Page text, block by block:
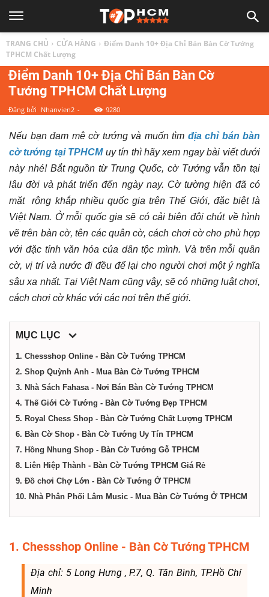
1
HCM
Top
địa
điểm,
dịch
vụ
tại
Thành
phố
Hồ
Chí
Minh
TRANG CHỦ CỬA HÀNG
Điểm Danh 10+ Địa Chỉ Bán Bàn Cờ Tướng
TPHCM Chất Lượng
Điểm Danh 10+ Địa Chỉ Bán Bàn Cờ
Tướng TPHCM Chất Lượng
Đăng bởi Nhanvien2 - 9280
Nếu bạn đam mê cờ tướng và muốn tìm địa chỉ bán bàn
cờ tướng tại TPHCMuy tín thì hãy xem ngay bài viết dưới
này nhé! Bắt nguồn từ Trung Quốc, cờ Tướng vẫn tồn tại
lâu đời và phát triển đến ngày nay. Cờ tường hiện đã có
mặt rộng khắp nhiều quốc gia trên Thế Giới, đặc biệt là
Việt Nam. Ở mỗi quốc gia sẽ có cải biên đôi chút về hình
vẽ trên bàn cờ, tên các quân cờ, cách chơi cờ cho phù hợp
với đặc tính văn hóa của dân tộc mình. Và trên mỗi quân
cờ, vị trí và nước đi đều để lại cho người chơi một ý nghĩa
sâu xa nhất. Tại Việt Nam cũng vậy, sẽ có những luật chơi,
cách chơi cờ khác với các nơi trên thế giới.
MỤC LỤC
1. Chessshop Online - Bàn Cờ Tướng TPHCM
2. Shop Quỳnh Anh - Mua Bàn Cờ Tướng TPHCM
3. Nhà Sách Fahasa - Nơi Bán Bàn Cờ Tướng TPHCM
4. Thế Giới Cờ Tướng - Bàn Cờ Tướng Đẹp TPHCM
5. Royal Chess Shop - Bàn Cờ Tướng Chất Lượng TPHCM
6. Bàn Cờ Shop - Bàn Cờ Tướng Uy Tín TPHCM
7. Hồng Nhung Shop - Bàn Cờ Tướng Gỗ TPHCM
8. Liên Hiệp Thành - Bàn Cờ Tướng TPHCM Giá Rẻ
9. Đồ chơi Chợ Lớn - Bàn Cờ Tướng Ở TPHCM
10. Nhà Phân Phối Lâm Music - Mua Bàn Cờ Tướng Ở TPHCM
1. Chessshop Online - Bàn Cờ Tướng TPHCM
Địa chỉ: 5 Long Hưng , P.7, Q. Tân Bình, TP.Hồ Chí
Minh